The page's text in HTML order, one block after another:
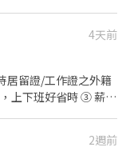
廚師的助手，處理烹飪
．負責洗、剝、削、
具。 ．準備不同餐點
。 ．負責擺盤、打包
4天前
居留證/工作證之外籍
上下班好省時 ③ 薪資
2週前